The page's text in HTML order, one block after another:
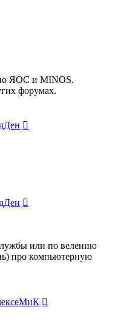
ЯОС и MINOS.
форумах.
или по велению
про компьютерную